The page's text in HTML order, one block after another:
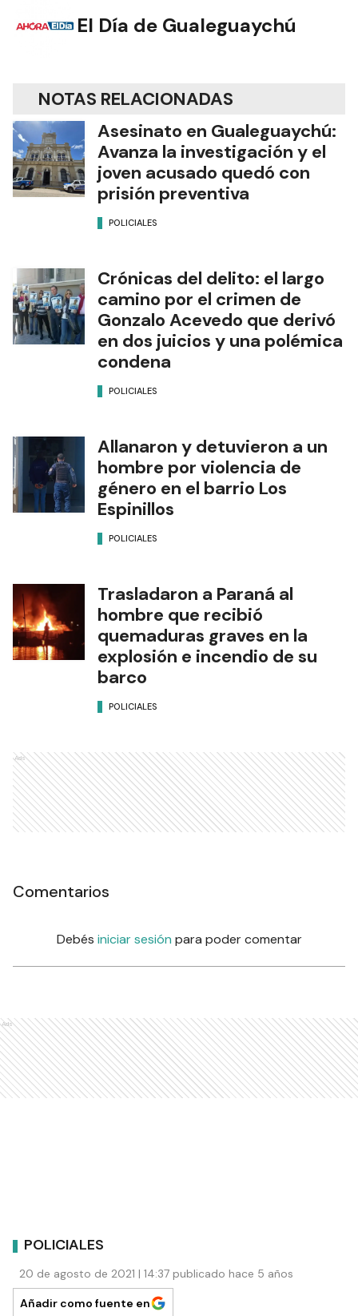
El Día de Gualeguaychú
NOTAS RELACIONADAS
Asesinato en Gualeguaychú:
Avanza la investigación y el
joven acusado quedó con
prisión preventiva
POLICIALES
Crónicas del delito: el largo
camino por el crimen de
Gonzalo Acevedo que derivó
en dos juicios y una polémica
condena
POLICIALES
Allanaron y detuvieron a un
hombre por violencia de
género en el barrio Los
Espinillos
POLICIALES
Trasladaron a Paraná al
hombre que recibió
quemaduras graves en la
explosión e incendio de su
barco
POLICIALES
Ads
Comentarios
Debés iniciar sesión para poder comentar
Ads
POLICIALES
20 de agosto de 2021 | 14:37 publicado hace 5 años
Añadir como fuente en